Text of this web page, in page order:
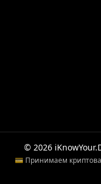
© 2026
💳 Принимаем